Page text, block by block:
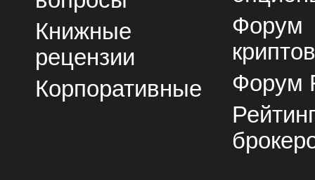
Книжные
рецензии
Корпоративные
Форум
Форум